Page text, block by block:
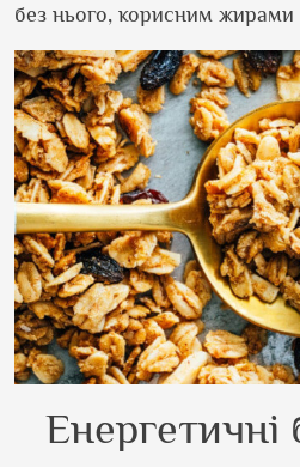
без нього, корисним жирами
Енергетичні